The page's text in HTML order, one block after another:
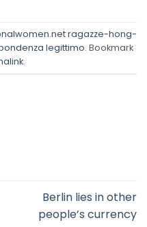
ragazze-hong-
legittimo. Bookmark
.
Berlin lies in other
people’s currency